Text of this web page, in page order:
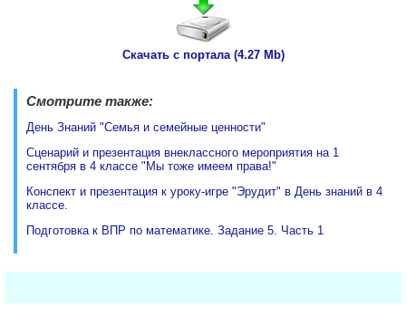
Скачать с портала (4.27 Mb)
Смотрите также:
День Знаний "Семья и семейные ценности"
Сценарий и презентация внеклассного мероприятия на 1
сентября в 4 классе "Мы тоже имеем права!"
Конспект и презентация к уроку-игре "Эрудит" в День знаний в 4
классе.
Подготовка к ВПР по математике. Задание 5. Часть 1